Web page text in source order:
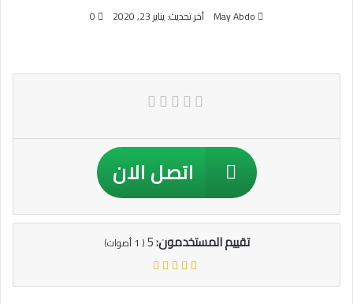
May Abdo آخر تحديث: يناير 23, 2020 0
اتصل الان
تقييم المستخدمون:5
(
1أصوات)